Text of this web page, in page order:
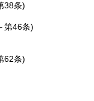
38条)
第46条)
62条)